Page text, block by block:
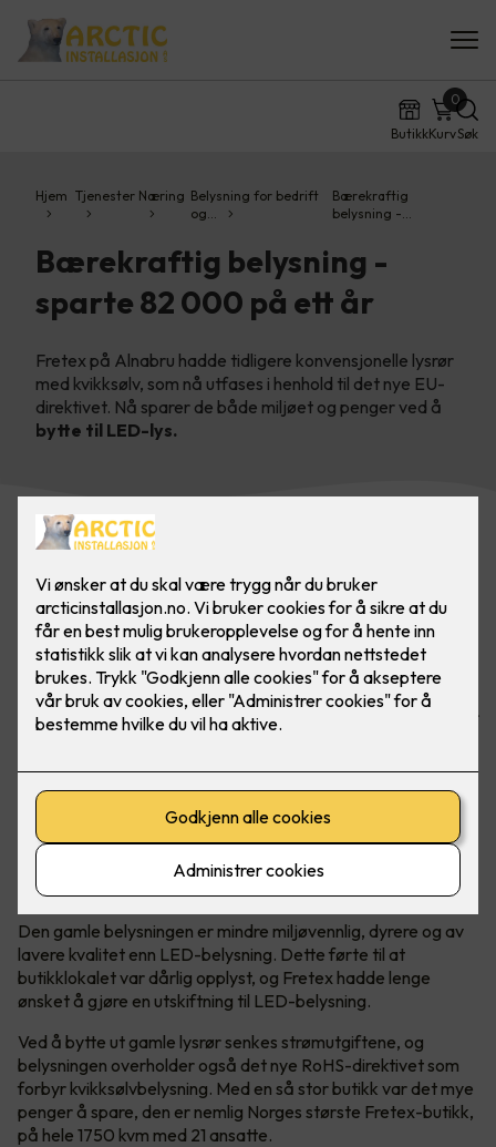
ButikkKurv
0
Søk
Hjem Tjenester Næring Belysning for bedrift
og…
Bærekraftig
belysning -…
Bærekraftig belysning -
sparte 82 000 på ett år
Fretex på Alnabru hadde tidligere konvensjonelle lysrør
med kvikksølv, som nå utfases i henhold til det nye EU-
direktivet. Nå sparer de både miljøet og penger ved å
bytte til LED-lys.
Butikken har spart masse penger på å bytte ut gamle lysrør
Utgått belysning måtte erstattes
Lysarmaturene i Fretex-butikken på Alnabru hadde
konvensjonelle lysstoffrør som inneholdt kvikksølv.
Den gamle belysningen er mindre miljøvennlig, dyrere og av
lavere kvalitet enn LED-belysning. Dette førte til at
butikklokalet var dårlig opplyst, og Fretex hadde lenge
ønsket å gjøre en utskiftning til LED-belysning.
Ved å bytte ut gamle lysrør senkes strømutgiftene, og
belysningen overholder også det nye RoHS-direktivet som
forbyr kvikksølvbelysning. Med en så stor butikk var det mye
penger å spare, den er nemlig Norges største Fretex-butikk,
på hele 1750 kvm med 21 ansatte.